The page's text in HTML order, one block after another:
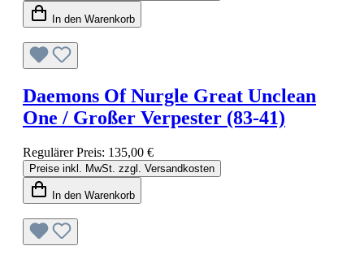
In den Warenkorb
Daemons Of Nurgle Great Unclean
One / Großer Verpester (83-41)
Regulärer Preis: 135,00 €
Preise inkl. MwSt. zzgl. Versandkosten
In den Warenkorb